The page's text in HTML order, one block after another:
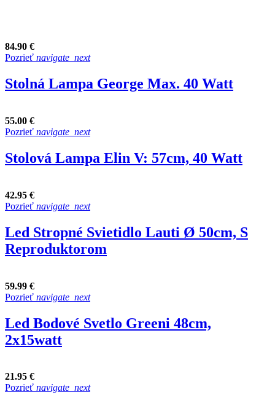
84.90 €
Pozrieť navigate_next
Stolná Lampa George Max. 40 Watt
55.00 €
Pozrieť navigate_next
Stolová Lampa Elin V: 57cm, 40 Watt
42.95 €
Pozrieť navigate_next
Led Stropné Svietidlo Lauti Ø 50cm, S
Reproduktorom
59.99 €
Pozrieť navigate_next
Led Bodové Svetlo Greeni 48cm,
2x15watt
21.95 €
Pozrieť navigate_next